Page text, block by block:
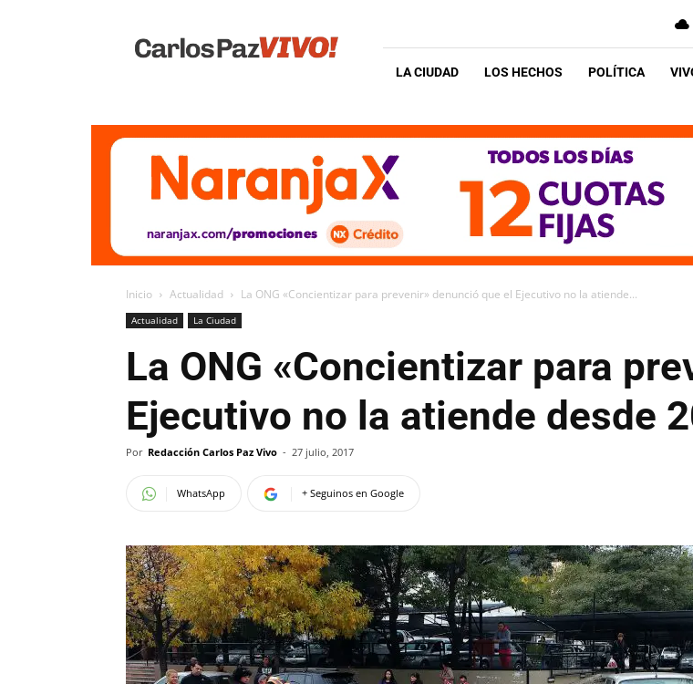
Vivo
LA CIUDAD LOS HECHOS POLÍTICA
Inicio Actualidad La ONG «Concientizar para prevenir» denunció que el Ejecutivo no la atiende...
Actualidad La Ciudad
La ONG «Concientizar para
Ejecutivo no la atiende desde
Por Redacción Carlos Paz Vivo - 27 julio, 2017
WhatsApp + Seguinos en Google